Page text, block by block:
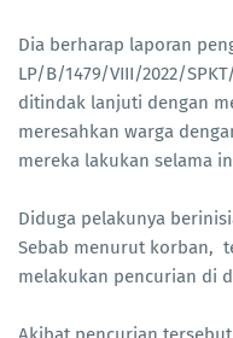
Dia berharap laporan
LP/B/1479/VIII/2022/
ditindak lanjuti dengan
meresahkan warga
mereka lakukan selama
Diduga pelakunya
Sebab menurut korban,
melakukan pencurian di